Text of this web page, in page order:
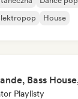
House
Playlisty